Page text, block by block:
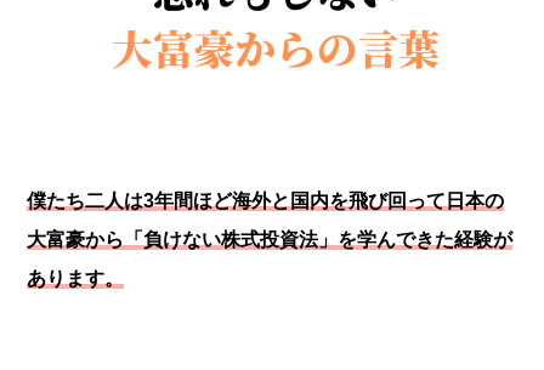
僕たち二人は3年間ほど海外と国内を飛び回って日本の
大富豪から「負けない株式投資法」を学んできた経験が
あります。